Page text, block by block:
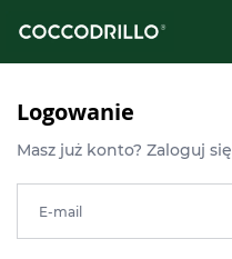
Logowanie
Masz już konto? Zaloguj się
E-mail